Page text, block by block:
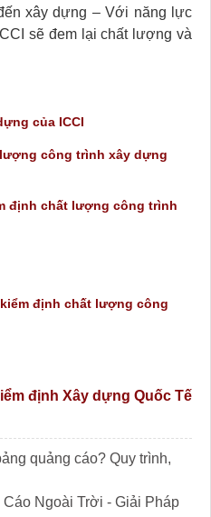
xây dựng – Với năng lực
sẽ đem lại chất lượng và
của ICCI
công trình xây dựng
định chất lượng công trình
định chất lượng công
định Xây dựng Quốc Tế
quảng cáo? Quy trình,
Ngoài Trời - Giải Pháp